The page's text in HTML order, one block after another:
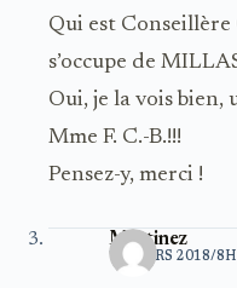
Qui est
s’occupe de
Oui, je la vois bien,
Mme F. C.-B.!!!
Pensez-y, merci !
Martinez
10 MARS 2018/